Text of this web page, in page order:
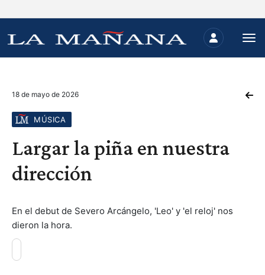
18 de mayo de 2026
MÚSICA
Largar la piña en nuestra
dirección
En el debut de Severo Arcángelo, 'Leo' y 'el reloj' nos
dieron la hora.